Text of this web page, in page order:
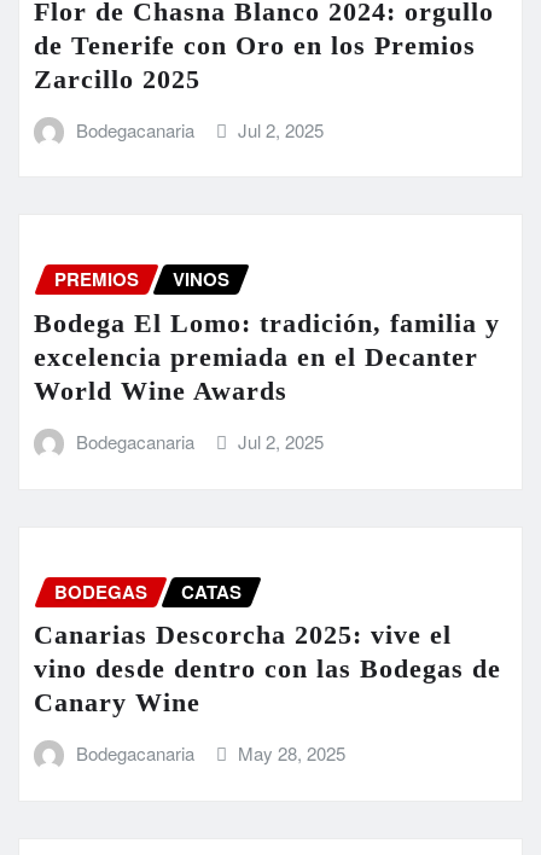
Flor de Chasna Blanco 2024: orgullo
de Tenerife con Oro en los Premios
Zarcillo 2025
Bodegacanaria Jul 2, 2025
PREMIOS VINOS
Bodega El Lomo: tradición, familia y
excelencia premiada en el Decanter
World Wine Awards
Bodegacanaria Jul 2, 2025
BODEGAS CATAS
Canarias Descorcha 2025: vive el
vino desde dentro con las Bodegas de
Canary Wine
Bodegacanaria May 28, 2025